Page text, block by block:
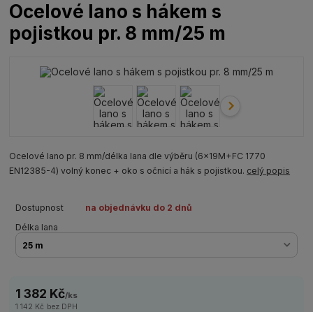
Ocelové lano s hákem s
pojistkou pr. 8 mm/25 m
Ocelové lano pr. 8 mm/délka lana dle výběru (6x19M+FC 1770
EN12385-4) volný konec + oko s očnicí a hák s pojistkou. celý popis
Dostupnost
na objednávku do 2 dnů
Délka lana
1 382 Kč/ks
1 142 Kč bez DPH